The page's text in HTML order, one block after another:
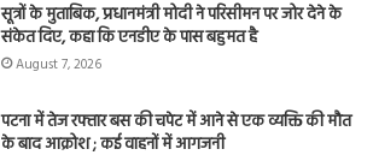
सूत्रों के मुताबिक, प्रधानमंत्री मोदी ने परिसीमन पर जोर देने के
संकेत दिए, कहा कि एनडीए के पास बहुमत है
August 7, 2026
पटना में तेज रफ्तार बस की चपेट में आने से एक व्यक्ति की मौत
के बाद आक्रोश ; कई वाहनों में आगजनी